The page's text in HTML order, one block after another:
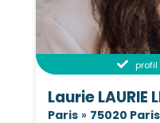
profil
Laurie LAURIE
Paris» 75020 Paris